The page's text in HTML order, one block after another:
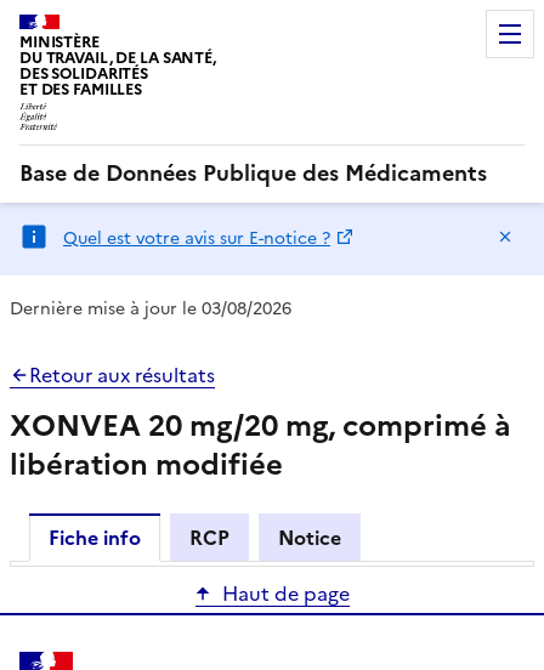
MINISTÈRE
DU TRAVAIL, DE LA SANTÉ,
DES SOLIDARITÉS
ET DES FAMILLES
Base de Données Publique des Médicaments
Quel est votre avis sur E-notice ?
Dernière mise à jour le 03/08/2026
Retour aux résultats
XONVEA 20 mg/20 mg, comprimé à
libération modifiée
Fiche info RCP
Notice
Haut de page